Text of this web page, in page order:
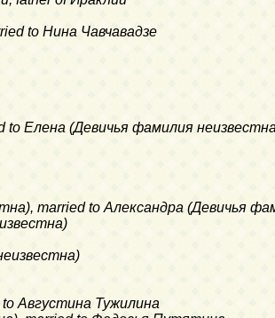
to Нина Чавчавадзе
to Елена (Девичья фамилия
married to Александра (Девичья
Августина Тужилина